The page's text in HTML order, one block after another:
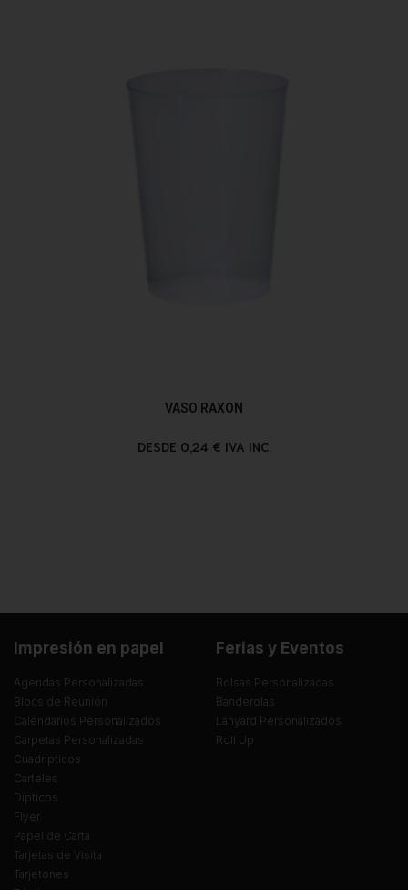
VASO RAXON
DESDE 0,24 € IVA INC.
Impresión en papel
Agendas Personalizadas
Blocs de Reunión
Calendarios Personalizados
Carpetas Personalizadas
Cuadrípticos
Carteles
Dípticos
Flyer
Papel de Carta
Tarjetas de Visita
Tarjetones
Ferias y Eventos
Bolsas Personalizadas
Banderolas
Lanyard Personalizados
Roll Up